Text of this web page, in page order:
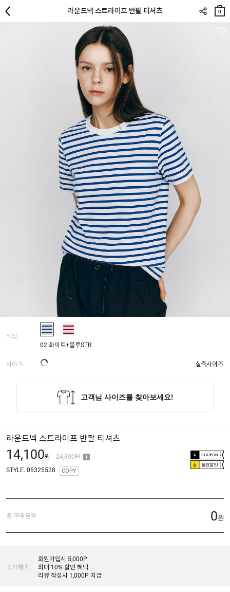
라운드넥 스트라이프 반팔 티셔츠
장바
구니
0
색상
02 화이트+블루STR
사이즈 실측사이즈
라운드넥 스트라이프 반팔 티셔츠
14,100원 24,800원
플친할인
STYLE. 05325528 COPY
총 구매금액 0원
추가혜택
회원가입시 5,000P
최대 10% 할인 혜택
리뷰 작성시 1,000P 지급